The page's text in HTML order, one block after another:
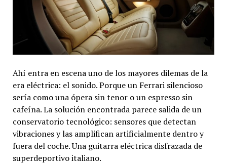
Ahí entra en escena uno de los mayores dilemas de la
era eléctrica: el sonido. Porque un Ferrari silencioso
sería como una ópera sin tenor o un espresso sin
cafeína. La solución encontrada parece salida de un
conservatorio tecnológico: sensores que detectan
vibraciones y las amplifican artificialmente dentro y
fuera del coche. Una guitarra eléctrica disfrazada de
superdeportivo italiano.